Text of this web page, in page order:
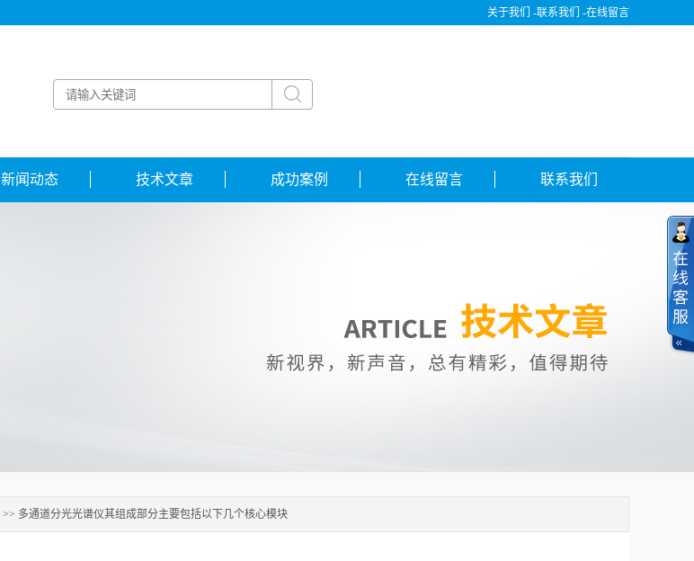
关于我们 -联系我们 -在线留言
新闻动态 技术文章 成功案例 在线留言 联系我们
>> 多通道分光光谱仪其组成部分主要包括以下几个核心模块